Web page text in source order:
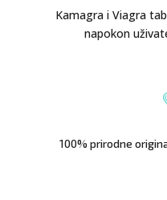
Kamagra i Viagra
napokon
100% prirodne